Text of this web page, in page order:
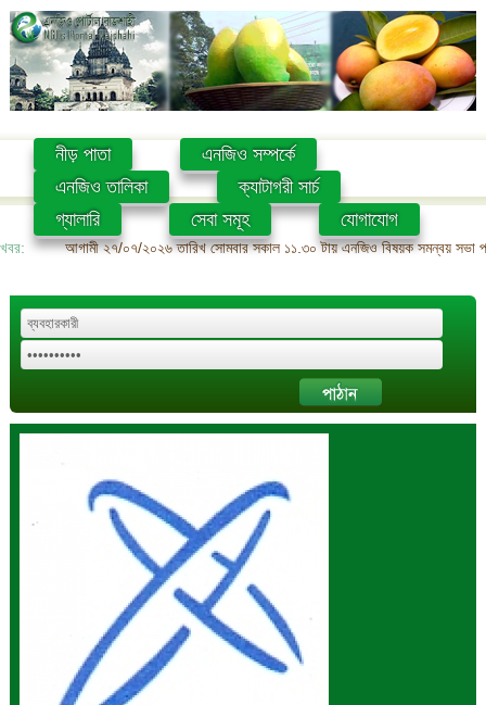
নীড় পাতা
এনজিও সম্পর্কে
এনজিও তালিকা
ক্যাটাগরী সার্চ
গ্যালারি
সেবা সমূহ যোগাযোগ
খবর: আগামী ২৭/০৭/২০২৬ তারিখ সোমবার সকাল ১১.৩০ টায় এনজিও বিষয়ক সমন্বয় সভা